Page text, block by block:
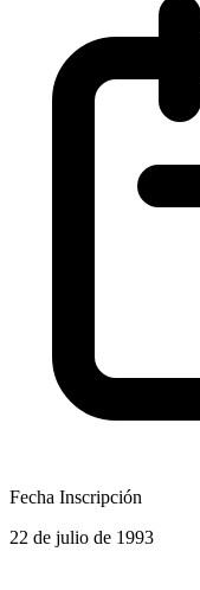
Fecha Inscripción
22 de julio de 1993